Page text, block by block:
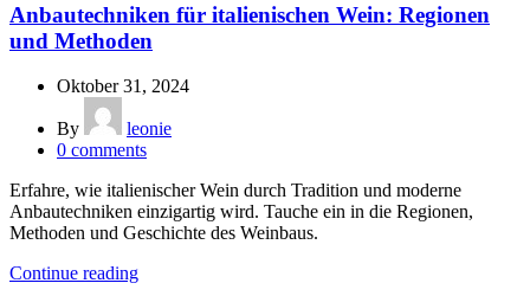
Anbautechniken für italienischen Wein: Regionen
und Methoden
Oktober 31, 2024
By
leonie
0 comments
Erfahre, wie italienischer Wein durch Tradition und moderne
Anbautechniken einzigartig wird. Tauche ein in die Regionen,
Methoden und Geschichte des Weinbaus.
Continue reading